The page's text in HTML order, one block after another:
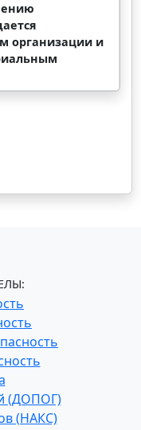
организации и
(ДОПОГ)
(НАКС)